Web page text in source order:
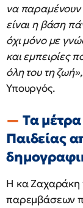
να παραμένουν
είναι η βάση
όχι μόνο με
και εμπειρίες
όλη του τη ζωή»,
Υπουργός.
Τα
Παιδείας
Η κα Ζαχαράκη
παρεμβάσεων